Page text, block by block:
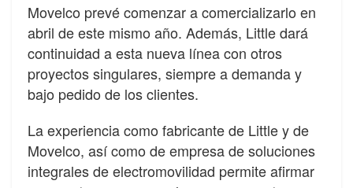
Movelco prevé comenzar a comercializarlo en
abril de este mismo año. Además, Little dará
continuidad a esta nueva línea con otros
proyectos singulares, siempre a demanda y
bajo pedido de los clientes.
La experiencia como fabricante de Little y de
Movelco, así como de empresa de soluciones
integrales de electromovilidad permite afirmar